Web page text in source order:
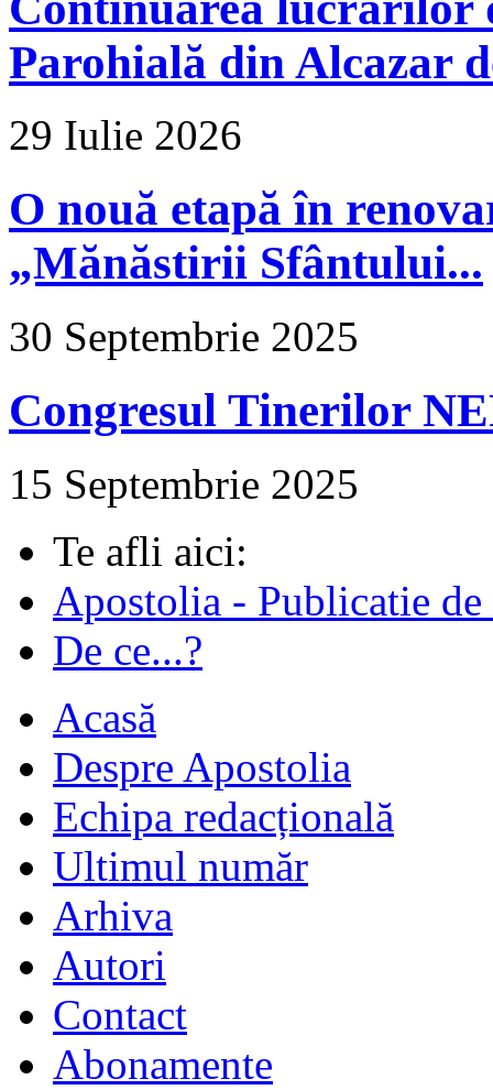
Parohială din Alcazar
29 Iulie 2026
O nouă etapă în
„Mănăstirii Sfântului...
30 Septembrie 2025
Congresul Tinerilor
15 Septembrie 2025
Te afli aici:
Apostolia - Publicatie
De ce...?
Acasă
Despre Apostolia
Echipa redacțională
Ultimul număr
Arhiva
Autori
Contact
Abonamente